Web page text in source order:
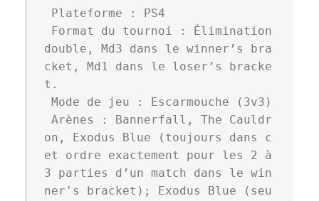
double, Md3 dans le winner’s bra
cket, Md1 dans le loser’s bracke
t.
on, Exodus Blue (toujours dans c
et ordre exactement pour les 2 à
3 parties d’un match dans le win
ner's bracket); Exodus Blue (seu